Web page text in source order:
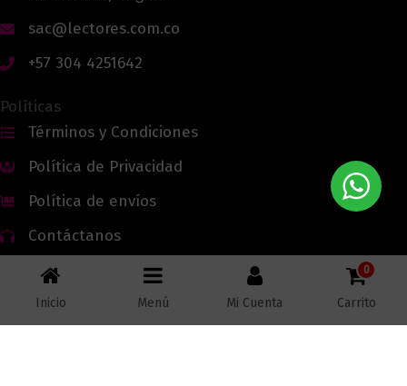
sac@lectores.com.co
+57 304 4251642
Políticas
Términos y Condiciones
Política de Privacidad
Política de envíos
Contáctanos
Todos los derechos reservados © 2026 Lectores.co |
Inicio Menú Mi Cuenta
0
Carrito